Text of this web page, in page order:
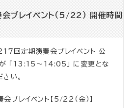
プレイベント（5/22） 開催時間
回定期演奏会プレイベント 公
が 「13:15～14:05」 に変更とな
い。
プレイベント【5/22（金）】